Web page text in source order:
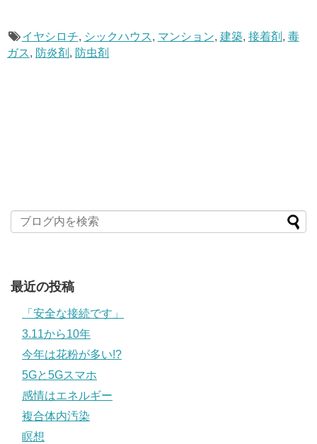
イヤシロチ, シックハウス, マンション, 建築, 接着剤 , 毒
ガス, 防炎剤 , 防虫剤
最近の投稿
「安全な接続です」
3.11から10年
今年は花粉が多い!?
5Gと5Gスマホ
感情はエネルギー
複合体内汚染
瞑想